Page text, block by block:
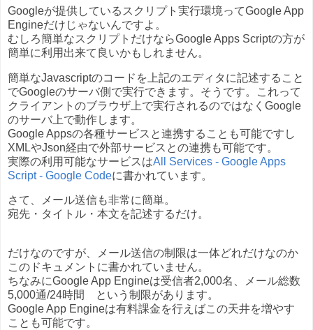
Googleが提供しているスクリプト実行環境ってGoogle App
Engineだけじゃないんですよ。
むしろ簡単なスクリプトだけならGoogle Apps Scriptの方が
簡単に利用出来て良いかもしれません。
簡単なJavascriptのコードを上記のエディタに記述すること
でGoogleのサーバ側で実行できます。そうです。これって
クライアントのブラウザ上で実行されるのではなくGoogle
のサーバ上で動作します。
Google Appsの各種サービスと連携することも可能ですし
XMLやJson経由で外部サービスとの連携も可能です。
実際の利用可能なサービスはAll Services - Google Apps
Script - Google Codeに書かれています。
さて、メール送信も非常に簡単。
宛先・タイトル・本文を記述するだけ。
だけなのですが、メール送信の制限は一体どれだけなのか
このドキュメントに書かれていません。
ちなみにGoogle App Engineは受信者2,000名、メール総数
5,000通/24時間 という制限があります。
Google App Engineは有料課金を行えばこの天井を増やす
ことも可能です。